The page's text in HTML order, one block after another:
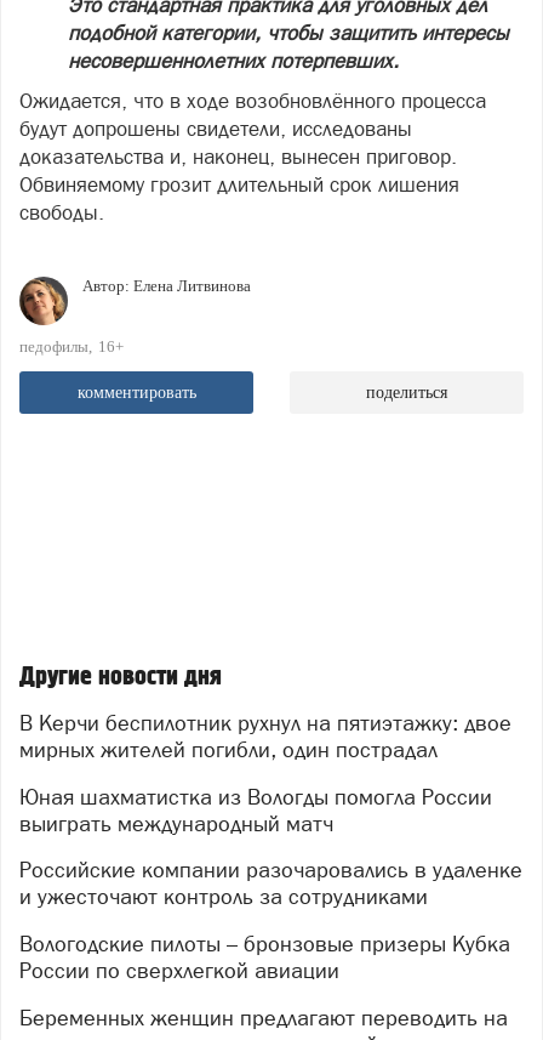
Это стандартная практика для уголовных дел
подобной категории, чтобы защитить интересы
несовершеннолетних потерпевших.
Ожидается, что в ходе возобновлённого процесса
будут допрошены свидетели, исследованы
доказательства и, наконец, вынесен приговор.
Обвиняемому грозит длительный срок лишения
свободы.
Автор: Елена Литвинова
педофилы 16+
комментировать поделиться
Другие новости дня
В Керчи беспилотник рухнул на пятиэтажку: двое
мирных жителей погибли, один пострадал
Юная шахматистка из Вологды помогла России
выиграть международный матч
Российские компании разочаровались в удаленке
и ужесточают контроль за сотрудниками
Вологодские пилоты – бронзовые призеры Кубка
России по сверхлегкой авиации
Беременных женщин предлагают переводить на